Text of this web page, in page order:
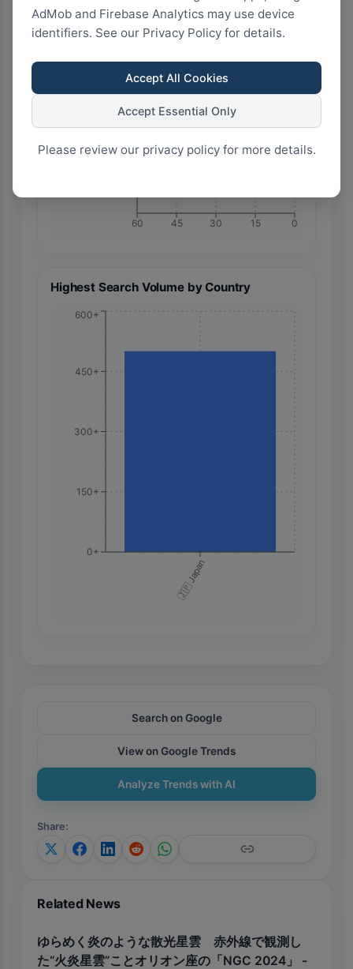
AdMob and Firebase Analytics may use device
identifiers. See our Privacy Policy for details.
Accept All Cookies
Accept Essential Only
Please review our privacy policy for more details.
0
15
30
45
60
🇯🇵 Japan
Highest Search Volume by Country
🇯🇵 Japan
0+
150+
300+
450+
600+
Search on Google
View on Google Trends
Analyze Trends with AI
Share:
Related News
ゆらめく炎のような散光星雲 赤外線で観測し
た“火炎星雲”ことオリオン座の「NGC 2024」 -